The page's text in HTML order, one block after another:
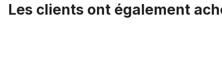
Les clients ont également